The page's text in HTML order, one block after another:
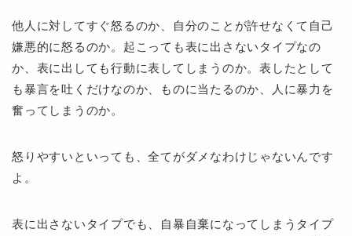
他人に対してすぐ怒るのか、自分のことが許せなくて自己
嫌悪的に怒るのか。起こっても表に出さないタイプなの
か、表に出しても行動に表してしまうのか。表したとして
も暴言を吐くだけなのか、ものに当たるのか、人に暴力を
奮ってしまうのか。
怒りやすいといっても、全てがダメなわけじゃないんです
よ。
表に出さないタイプでも、自暴自棄になってしまうタイプ